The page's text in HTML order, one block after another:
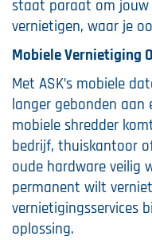
staat paraat om
vernietigen, waar je
Mobiele Vernietiging
Met ASK’s mobiele
langer gebonden aan
mobiele shredder
bedrijf, thuiskantoor
oude hardware veilig
permanent wilt
vernietigingsservices
oplossing.